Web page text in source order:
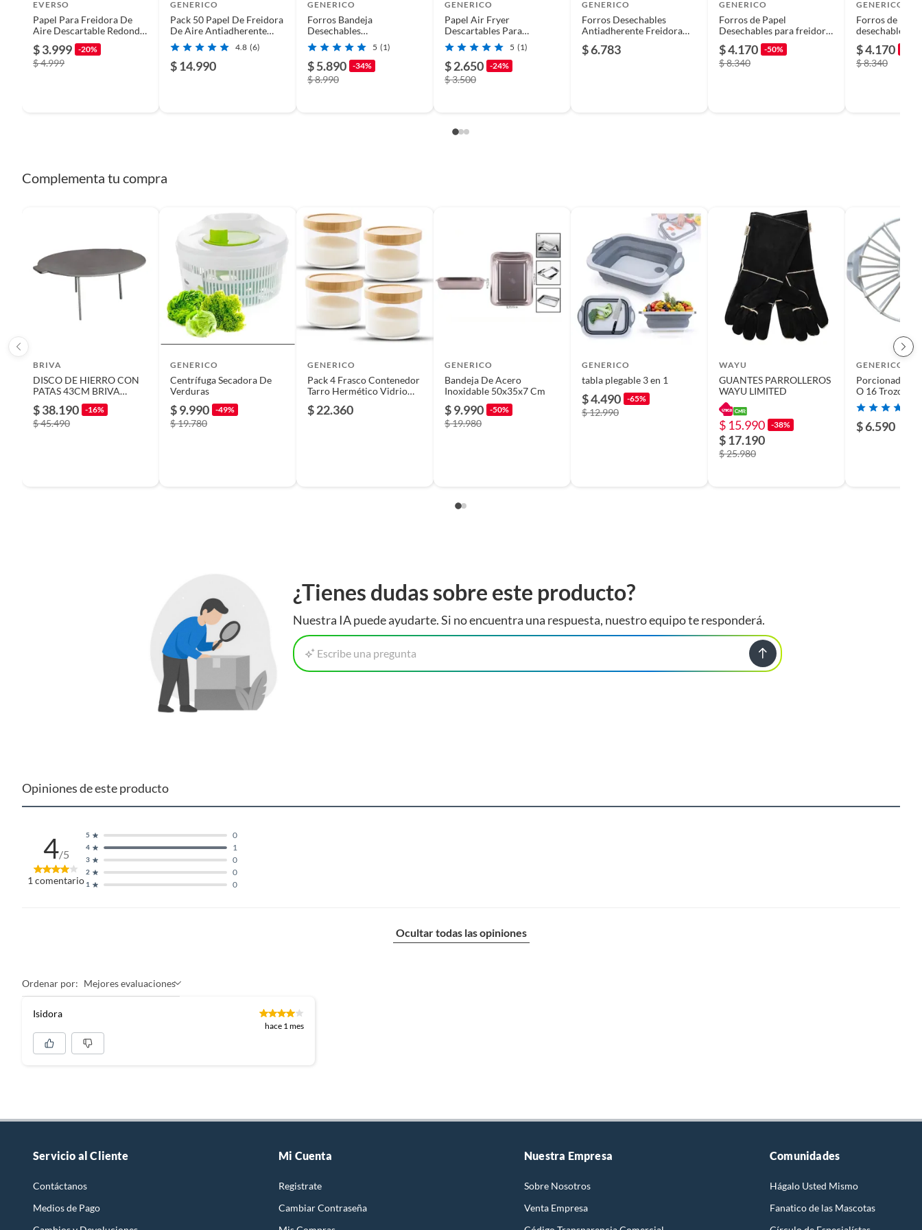
Capacidad
EVERSO
Papel Para Freidora De
Aire Descartable Redondo
20cm 50und
$ 3.999 -20%
$ 4.999
GENERICO
Pack 50 Papel De Freidora
De Aire Antiadherente
Redondo
4.8 (6)
$ 14.990
GENERICO
Forros Bandeja
Desechables
Antiadherente Freidora
Air Fryer 16cm.5 (1)
$ 5.890 -34%
$ 8.990
GENERICO
Papel Air Fryer
Descartables Para
Freidora De Aire 100pcs
5 (1)
$ 2.650 -24%
$ 3.500
GENERICO
Forros Desechables
Antiadherente Freidora
Chocolate
$ 6.783
GENERICO
Forros de Papel
Desechables para freidora
de aire 100 unidades
$ 4.170 -50%
$ 8.340
GENERICO
Forros de papel
desechables
de aire 100
$ 4.170
$ 8.340
Complementa tu compra
BRIVA
DISCO DE HIERRO CON
PATAS 43CM BRIVA
$ 38.190 -16%
$ 45.490
GENERICO
Centrífuga Secadora De
Verduras
$ 9.990 -49%
$ 19.780
GENERICO
Pack 4 Frasco Contenedor
Tarro Hermético Vidrio
$ 22.360
GENERICO
Bandeja De Acero
Inoxidable 50x35x7 Cm
$ 9.990 -50%
$ 19.980
GENERICO
tabla plegable 3 en 1
$ 4.490 -65%
$ 12.990
WAYU
GUANTES PARROLLEROS
WAYU LIMITED
$ 15.990 -38%
$ 17.190
$ 25.980
GENERICO
Porcionador
O 16 Trozos
$ 6.590
¿Tienes dudas sobre este producto?
Nuestra IA puede ayudarte. Si no encuentra una respuesta, nuestro equipo te responderá.
Escribe una pregunta
Opiniones de este producto
4/5
1 comentario 1 0
2 0
3 0
4 1
5 0
Ocultar todas las opiniones
Ordenar por: Mejores evaluaciones
Isidora
hace 1 mes
Servicio al Cliente
Contáctanos
Medios de Pago
Mi Cuenta
Registrate
Cambiar Contraseña
Nuestra Empresa
Sobre Nosotros
Venta Empresa
Comunidades
Hágalo Usted Mismo
Fanatico de las Mascotas